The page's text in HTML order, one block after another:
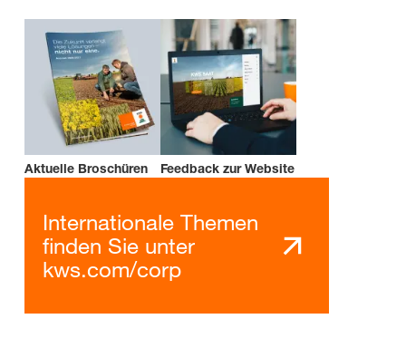
Aktuelle Broschüren Feedback zur Website
Internationale Themen
finden Sie unter
kws.com/corp